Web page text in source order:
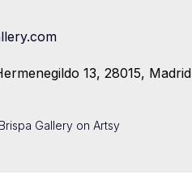
13, 28015, Madrid